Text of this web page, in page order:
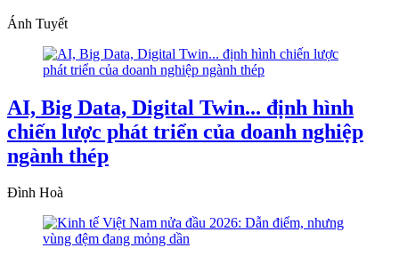
Ánh Tuyết
AI, Big Data, Digital Twin... định hình
chiến lược phát triển của doanh nghiệp
ngành thép
Đình Hoà